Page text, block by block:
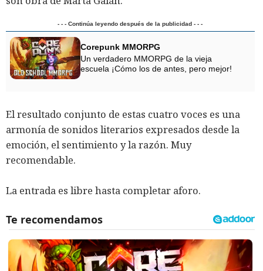
- - - Continúa leyendo después de la publicidad - - -
Corepunk MMORPG
Un verdadero MMORPG de la vieja
escuela ¡Cómo los de antes, pero mejor!
El resultado conjunto de estas cuatro voces es una
armonía de sonidos literarios expresados desde la
emoción, el sentimiento y la razón. Muy
recomendable.
La entrada es libre hasta completar aforo.